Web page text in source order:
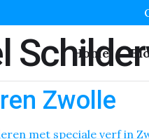
Home
Zwolle